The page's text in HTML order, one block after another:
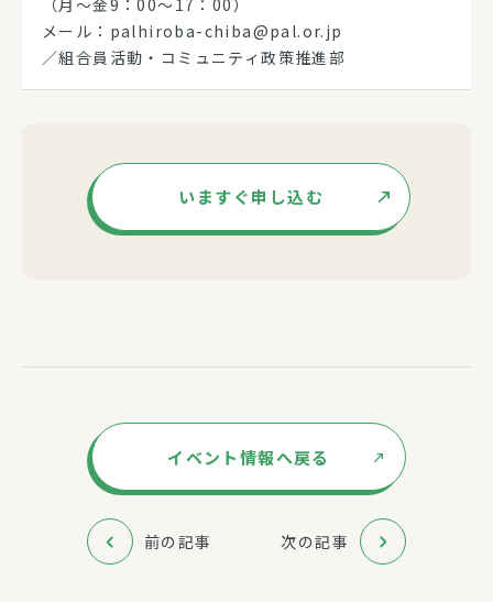
（月～金9：00～17：00）
メール：palhiroba-chiba@pal.or.jp
／組合員活動・コミュニティ政策推進部
いますぐ申し込む
イベント情報へ戻る
前の記事 次の記事